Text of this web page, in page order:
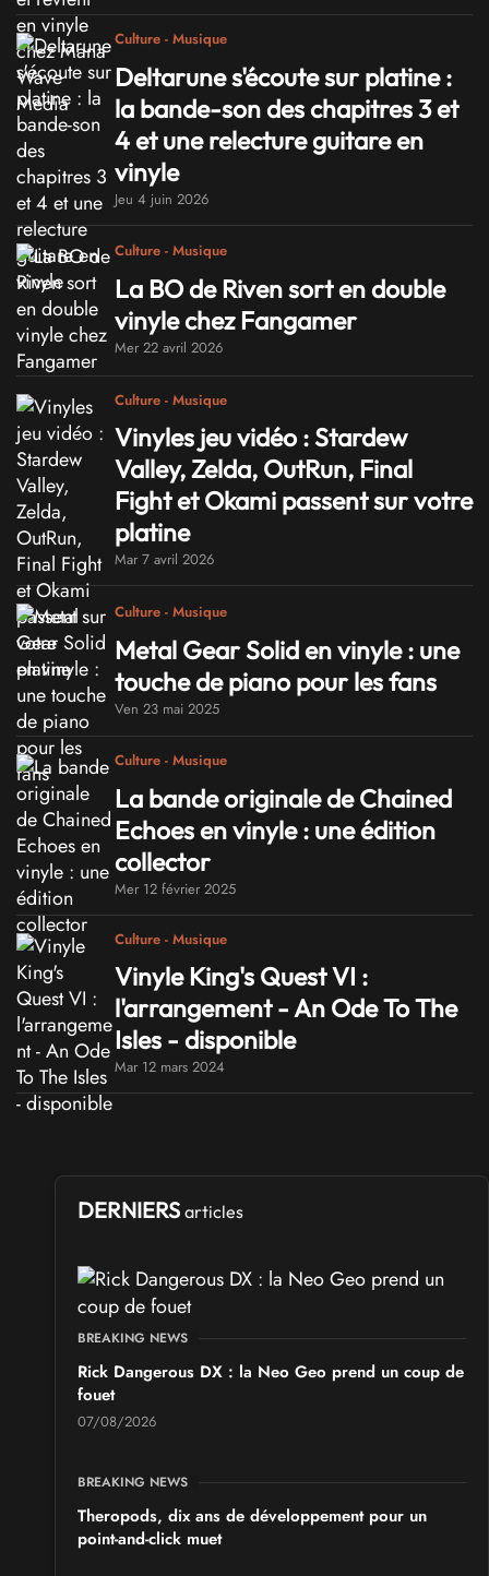
Culture - Musique
Deltarune s'écoute sur platine :
la bande-son des chapitres 3 et
4 et une relecture guitare en
vinyle
Jeu 4 juin 2026
Culture - Musique
La BO de Riven sort en double
vinyle chez Fangamer
Mer 22 avril 2026
Culture - Musique
Vinyles jeu vidéo : Stardew
Valley, Zelda, OutRun, Final
Fight et Okami passent sur votre
platine
Mar 7 avril 2026
Culture - Musique
Metal Gear Solid en vinyle : une
touche de piano pour les fans
Ven 23 mai 2025
Culture - Musique
La bande originale de Chained
Echoes en vinyle : une édition
collector
Mer 12 février 2025
Culture - Musique
Vinyle King's Quest VI :
l'arrangement - An Ode To The
Isles - disponible
Mar 12 mars 2024
DERNIERS articles
BREAKING NEWS
Rick Dangerous DX : la Neo Geo prend un coup de
fouet
07/08/2026
BREAKING NEWS
Theropods, dix ans de développement pour un
point-and-click muet